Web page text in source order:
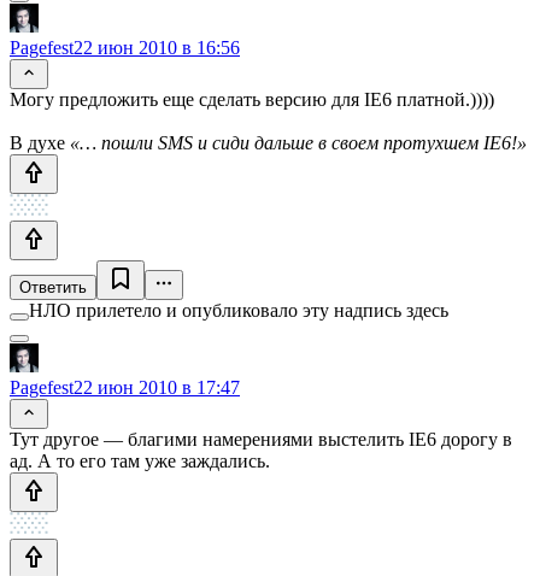
Pagefest22 июн 2010 в 16:56
Могу предложить еще сделать версию для IE6 платной.))))
В духе «… пошли SMS и сиди дальше в своем протухшем IE6!»
Ответить
НЛО прилетело и опубликовало эту надпись здесь
Pagefest22 июн 2010 в 17:47
Тут другое — благими намерениями выстелить IE6 дорогу в
ад. А то его там уже заждались.